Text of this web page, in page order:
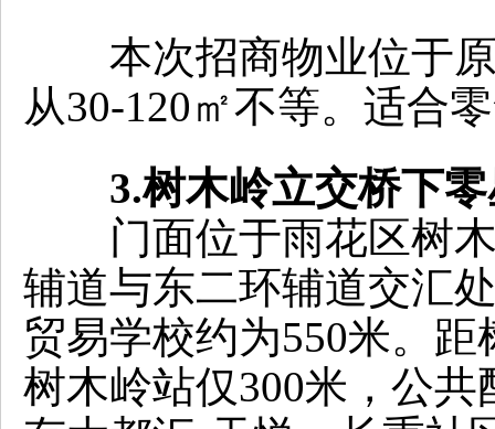
本次招商物业位于原
从30-120㎡不等。适合
3.树木岭立交桥下
门面位于雨花区树木
辅道与东二环辅道交汇
贸易学校约为550米。
树木岭站仅300米，公